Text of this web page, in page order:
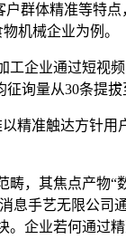
群体精准等特
机械企业为例。
业通过短视频
询量从30条提拔
准触达方针用
其焦点产物“
手艺无限公司
企业若何通过